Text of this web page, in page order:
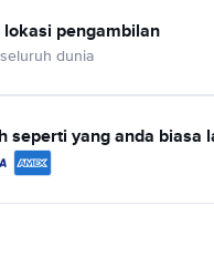
pengambilan
dunia
seperti yang anda biasa